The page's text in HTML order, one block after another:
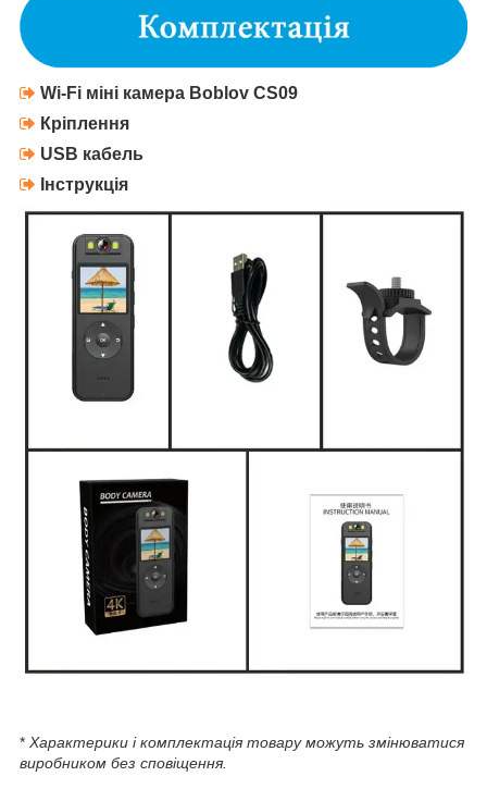
Wi-Fi міні камера Boblov CS09
Кріплення
USB кабель
Інструкція
* Характерики і комплектація товару можуть змінюватися
виробником без сповіщення.